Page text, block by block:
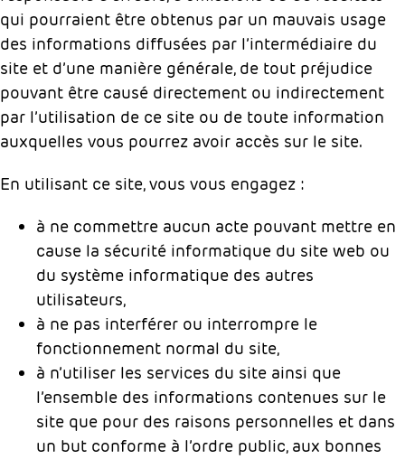
qui pourraient être obtenus par un mauvais usage
des informations diffusées par l’intermédiaire du
site et d’une manière générale, de tout préjudice
pouvant être causé directement ou indirectement
par l’utilisation de ce site ou de toute information
auxquelles vous pourrez avoir accès sur le site.
En utilisant ce site, vous vous engagez :
à ne commettre aucun acte pouvant mettre en
cause la sécurité informatique du site web ou
du système informatique des autres
utilisateurs,
à ne pas interférer ou interrompre le
fonctionnement normal du site,
à n’utiliser les services du site ainsi que
l’ensemble des informations contenues sur le
site que pour des raisons personnelles et dans
un but conforme à l’ordre public, aux bonnes